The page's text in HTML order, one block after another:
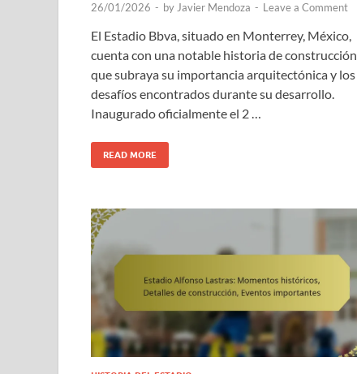
26/01/2026 - byJavier Mendoza - Leave a Comment
El Estadio Bbva, situado en Monterrey, México,
cuenta con una notable historia de construcción
que subraya su importancia arquitectónica y los
desafíos encontrados durante su desarrollo.
Inaugurado oficialmente el 2 …
READ MORE